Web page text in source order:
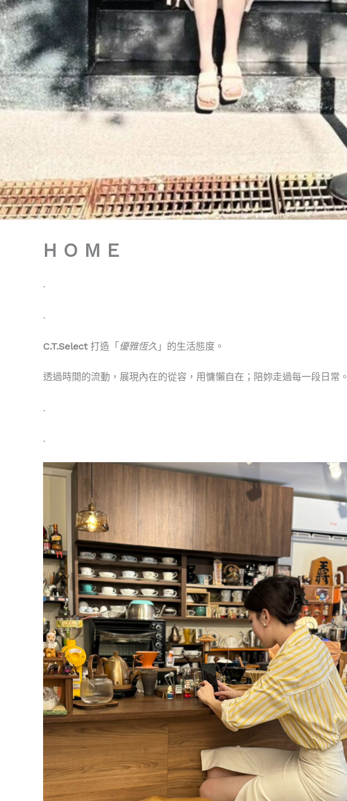
H O M E
.
.
C.T.Select打造「 優雅恆久 」的生活態度。
透過時間的流動，展現內在的從容，用慵懶自在；陪妳走過每一段日常。
.
.